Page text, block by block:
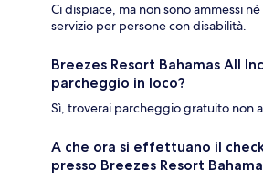
Ci dispiace, ma non sono ammessi
servizio per persone con disabilità.
Breezes Resort Bahamas All
parcheggio in loco?
Sì, troverai parcheggio gratuito non
A che ora si effettuano il
presso Breezes Resort